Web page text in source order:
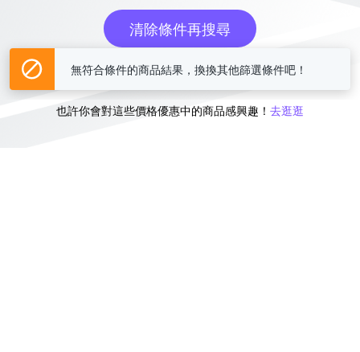
清除條件再搜尋
或
也許你會對這些價格優惠中的商品感興趣！ 去逛逛
無符合條件的商品結果，換換其他篩選條件吧！